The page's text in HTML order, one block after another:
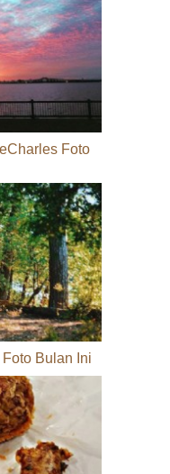
Foto
Bulan Ini